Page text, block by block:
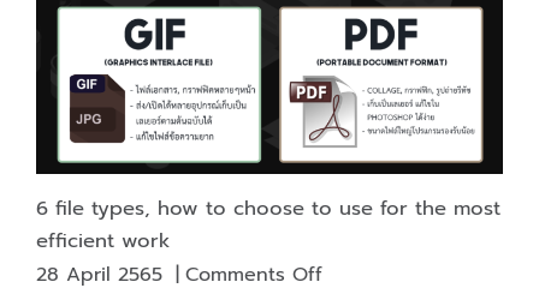
various
social
media.
6 file types, how to choose to use for the most
efficient work
28 April 2565 | Comments Offon